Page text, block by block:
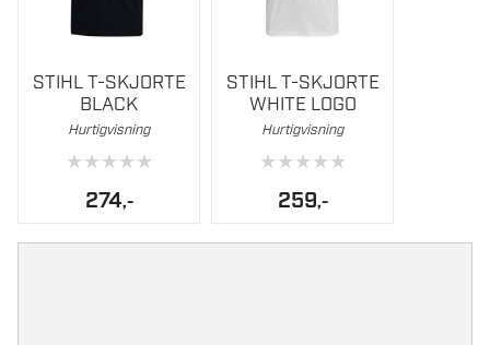
STIHL T-SKJORTE
BLACK
Hurtigvisning
★★★★★
274,-
produktet
varianter.
Alternativene
velges
STIHL T-SKJORTE
WHITE LOGO
Hurtigvisning
★★★★★
259,-
produktet
varianter.
Alternativene
velges